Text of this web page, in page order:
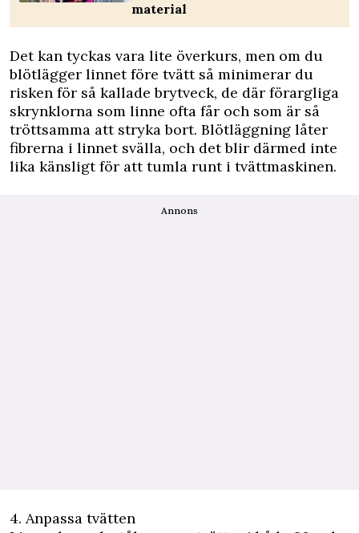
material
Det kan tyckas vara lite överkurs, men om du
blötlägger linnet före tvätt så minimerar du
risken för så kallade brytveck, de där förargliga
skrynklorna som linne ofta får och som är så
tröttsamma att stryka bort. Blötläggning låter
fibrerna i linnet svälla, och det blir därmed inte
lika känsligt för att tumla runt i tvättmaskinen.
Annons
4. Anpassa tvätten